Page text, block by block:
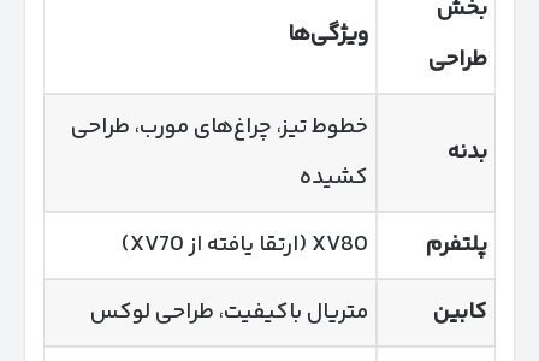
بخش
طراحی
ویژگی‌ها
بدنه
خطوط تیز، چراغ‌های مورب، طراحی
کشیده
پلتفرم
XV80 (ارتقا یافته از XV70)
کابین
متریال باکیفیت، طراحی لوکس